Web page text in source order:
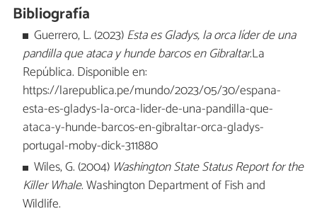
Bibliografía
Guerrero, L. (2023)Esta es Gladys, la orca líder de una
pandilla que ataca y hunde barcos en Gibraltar.La
República. Disponible en:
https://larepublica.pe/mundo/2023/05/30/espana-
esta-es-gladys-la-orca-lider-de-una-pandilla-que-
ataca-y-hunde-barcos-en-gibraltar-orca-gladys-
portugal-moby-dick-311880
Wiles, G. (2004) Washington State Status Report for the
Killer Whale. Washington Department of Fish and
Wildlife.